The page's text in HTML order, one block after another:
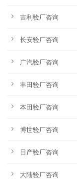
吉利验厂咨询
长安验厂咨询
广汽验厂咨询
丰田验厂咨询
本田验厂咨询
博世验厂咨询
日产验厂咨询
大陆验厂咨询